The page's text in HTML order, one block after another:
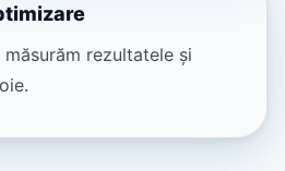
rezultatele și